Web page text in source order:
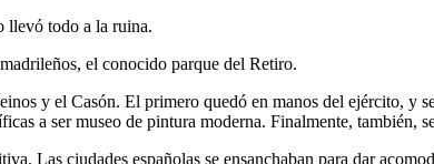
llevó todo a la ruina.
el conocido parque del Retiro.
y el Casón. El primero quedó en manos del ejército, y
a ser museo de pintura moderna. Finalmente, también,
Las ciudades españolas se ensanchaban para dar